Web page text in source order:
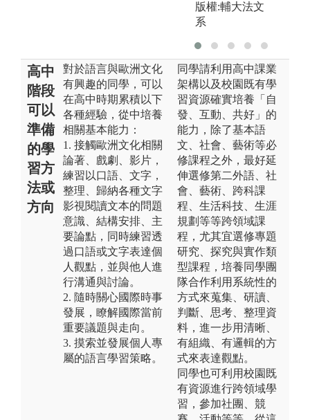
版權:輔大法文
系
高中
階段
可以
準備
的學
習方
法或
方向
對於語言與歐洲文化
有興趣的同學，可以
在高中時期累積以下
各種經驗，從中培養
相關基本能力：
1. 接觸歐洲文化相關
論著、戲劇、影片，
練習以口語、文字，
整理、歸納各種文字
影視閱讀文本的問題
意識、結構安排、主
要論點，同時練習透
過口語或文字表達個
人觀點，並與他人進
行溝通與討論。
2. 隨時關心國際時事
發展，瞭解國際當前
重要議題與走向。
3. 摸索並發展個人專
屬的語言學習策略。
同學請利用高中課業
架構以及校園既有學
習資源確實培養「自
發、互動、共好」的
能力，除了基本語
文、社會、藝術等必
修課程之外，最好延
伸選修第二外語、社
會、藝術、跨科課
程、生活科技、生涯
規劃等等跨領域課
程，尤其宜選修專題
研究、探究與實作類
型課程，培養同學團
隊合作利用系統性的
方式來蒐集、研讀、
判斷、思考、整理資
料，進一步用清晰、
有組織、有邏輯的方
式來表達觀點。
同學也可利用校園既
有資源進行跨領域學
習，參加社團、競